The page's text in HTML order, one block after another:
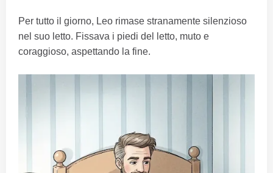
Per tutto il giorno, Leo rimase stranamente silenzioso
nel suo letto. Fissava i piedi del letto, muto e
coraggioso, aspettando la fine.